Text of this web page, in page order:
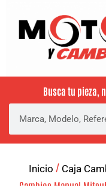
Busca tu pieza,
Inicio / Caja